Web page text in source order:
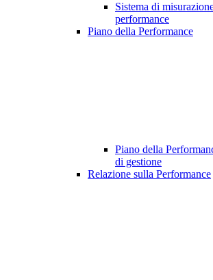
Sistema di
performance
Piano della Performance
Piano della
di gestione
Relazione sulla Performance